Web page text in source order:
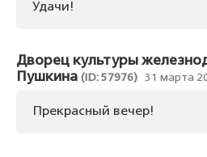
Удачи!
Дворец культуры
Пушкина (ID: 57976) 31 марта
Прекрасный вечер!